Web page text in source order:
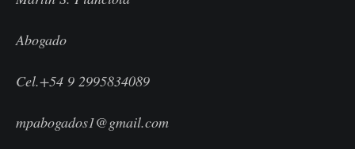
Abogado
Cel.+54 9 2995834089
mpabogados1@gmail.com